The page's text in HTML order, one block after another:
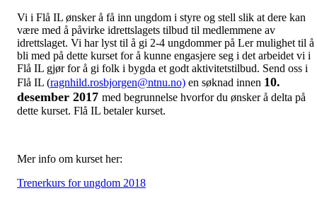
Vi i Flå IL ønsker å få inn ungdom i styre og stell slik at dere kan
være med å påvirke idrettslagets tilbud til medlemmene av
idrettslaget. Vi har lyst til å gi 2-4 ungdommer på Ler mulighet til å
bli med på dette kurset for å kunne engasjere seg i det arbeidet vi i
Flå IL gjør for å gi folk i bygda et godt aktivitetstilbud. Send oss i
Flå IL (ragnhild.rosbjorgen@ntnu.no) en søknad innen 10.
desember 2017 med begrunnelse hvorfor du ønsker å delta på
dette kurset. Flå IL betaler kurset.
Mer info om kurset her:
Trenerkurs for ungdom 2018